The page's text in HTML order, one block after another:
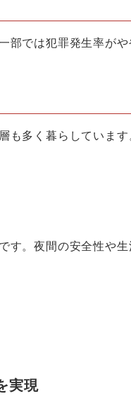
部では犯罪発生率が
も多く暮らしていま
す。夜間の安全性や
実現